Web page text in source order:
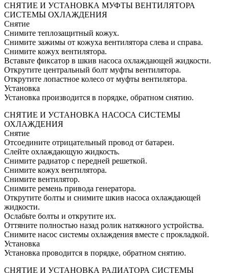
СНЯТИЕ И УСТАНОВКА МУФТЫ ВЕНТИЛЯТОРА
СИСТЕМЫ ОХЛАЖДЕНИЯ
Снятие
Снимите теплозащитный кожух.
Снимите зажимы от кожуха вентилятора слева и справа.
Снимите кожух вентилятора.
Вставьте фиксатор в шкив насоса охлаждающей жидкости.
Открутите центральный болт муфты вентилятора.
Открутите лопастное колесо от муфты вентилятора.
Установка
Установка производится в порядке, обратном снятию.
СНЯТИЕ И УСТАНОВКА НАСОСА СИСТЕМЫ
ОХЛАЖДЕНИЯ
Снятие
Отсоедините отрицательный провод от батареи.
Слейте охлаждающую жидкость.
Снимите радиатор с передней решеткой.
Снимите кожух вентилятора.
Снимите вентилятор.
Снимите ремень привода генератора.
Открутите болты и снимите шкив насоса охлаждающей
жидкости.
Ослабьте болты и открутите их.
Оттяните полностью назад ролик натяжного устройства.
Снимите насос системы охлаждения вместе с прокладкой.
Установка
Установка проводится в порядке, обратном снятию.
СНЯТИЕ И УСТАНОВКА РАДИАТОРА СИСТЕМЫ